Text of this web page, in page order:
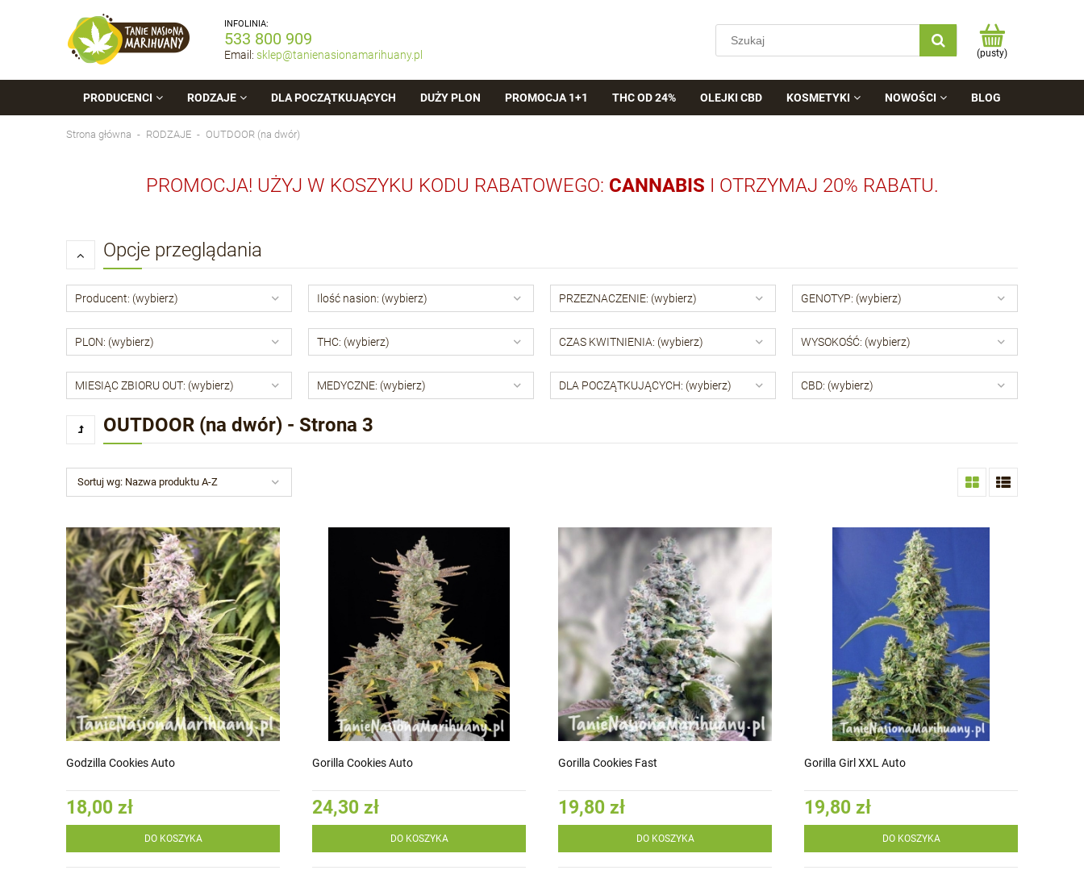
INFOLINIA:
533 800 909
Email: sklep@tanienasionamarihuany.pl (pusty)
PRODUCENCI RODZAJE DLA POCZĄTKUJĄCYCH DUŻY PLON PROMOCJA 1+1 THC OD 24% OLEJKI CBD KOSMETYKI NOWOŚCI BLOG
Strona główna RODZAJE OUTDOOR (na dwór)
PROMOCJA! UŻYJ W KOSZYKU KODU RABATOWEGO: CANNABIS I OTRZYMAJ 20% RABATU.
Opcje przeglądania
Producent: (wybierz) Ilość nasion: (wybierz) PRZEZNACZENIE: (wybierz) GENOTYP: (wybierz)
PLON: (wybierz) THC: (wybierz) CZAS KWITNIENIA: (wybierz) WYSOKOŚĆ: (wybierz)
MIESIĄC ZBIORU OUT: (wybierz) MEDYCZNE: (wybierz) DLA POCZĄTKUJĄCYCH: (wybierz) CBD: (wybierz)
OUTDOOR (na dwór) - Strona 3
Sortuj wg: Nazwa produktu A-Z
Godzilla Cookies Auto
18,00 zł
DO KOSZYKA
Gorilla Cookies Auto
24,30 zł
DO KOSZYKA
Gorilla Cookies Fast
19,80 zł
DO KOSZYKA
Gorilla Girl XXL Auto
19,80 zł
DO KOSZYKA